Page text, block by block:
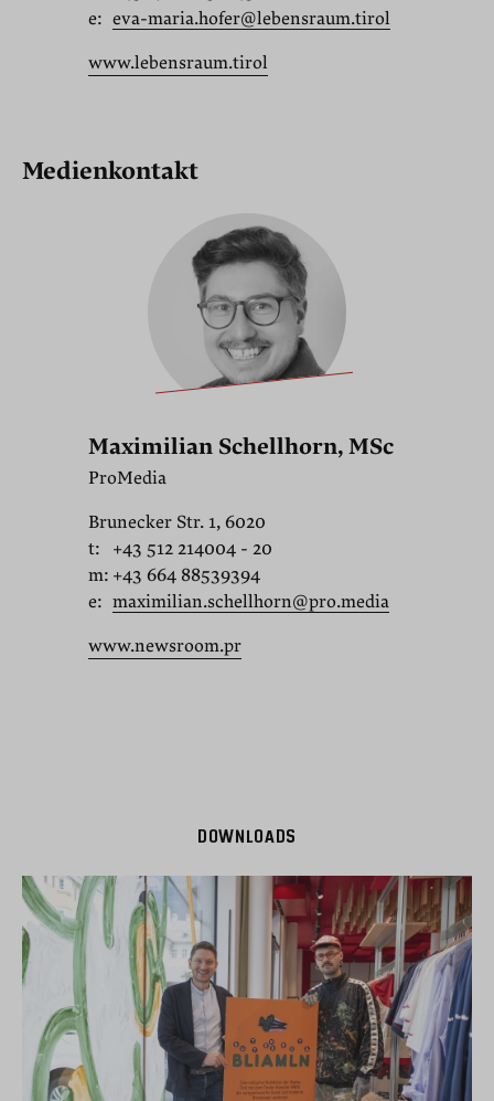
e: eva-maria.hofer@lebensraum.tirol
www.lebensraum.tirol
Medienkontakt
Maximilian Schellhorn, MSc
ProMedia
Brunecker Str. 1, 6020
t:
+43 512 214004 - 20
m: +43 664 88539394
e: maximilian.schellhorn@pro.media
www.newsroom.pr
DOWNLOADS